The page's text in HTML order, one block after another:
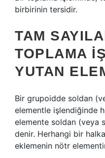
birbirinin tersidir.
TAM
TOPLAMA
YUTAN
Bir grupoidde soldan
elementle işlendiğinde
elemente soldan (veya
denir. Herhangi bir
eklemenin nötr